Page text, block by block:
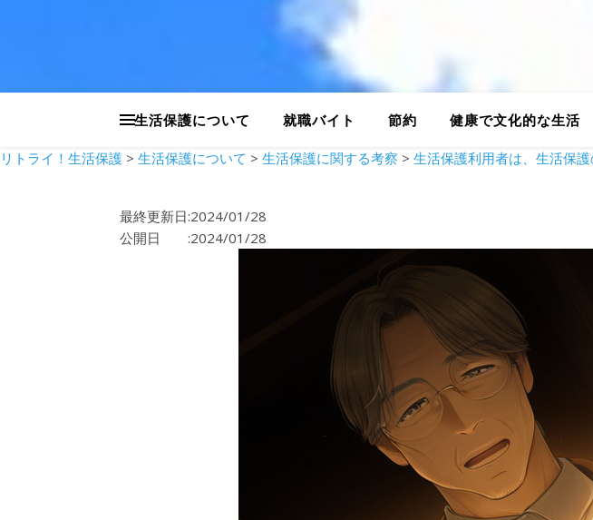
生活保護について 就職バイト 節約 健康で文化的な生活
リトライ！生活保護 > 生活保護について > 生活保護に関する考察 > 生活保護利用者は、生活保
最終更新日:2024/01/28
公開日 :2024/01/28